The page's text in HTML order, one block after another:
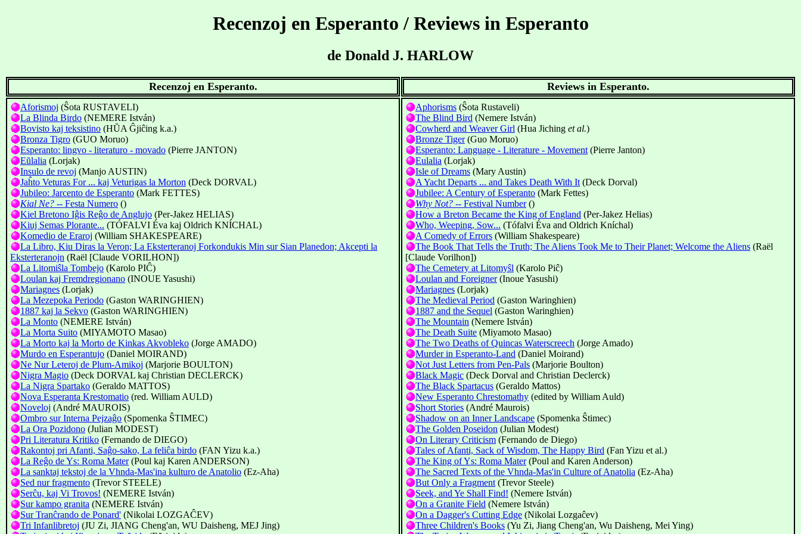
Recenzoj en Esperanto / Reviews in Esperanto
de Donald J. HARLOW
Recenzoj en Esperanto. Reviews in Esperanto.
Aforismoj (Ŝota RUSTAVELI)
La Blinda Birdo (NEMERE István)
Bovisto kaj teksistino (HŬA Ĝjiĉing k.a.)
Bronza Tigro (GUO Moruo)
Esperanto: lingvo - literaturo - movado (Pierre JANTON)
Eŭlalia (Lorjak)
Insulo de revoj (Manjo AUSTIN)
Jaĥto Veturas For ... kaj Veturigas la Morton (Deck DORVAL)
Jubileo: Jarcento de Esperanto (Mark FETTES)
Kial Ne? -- Festa Numero ()
Kiel Bretono Iĝis Reĝo de Anglujo (Per-Jakez HELIAS)
Kiuj Semas Plorante... (TÓFALVI Éva kaj Oldrich KNÍCHAL)
Komedio de Eraroj (William SHAKESPEARE)
La Libro, Kiu Diras la Veron; La Eksterteranoj Forkondukis Min sur Sian Planedon; Akcepti la
Eksterteranojn (Raël [Claude VORILHON])
La Litomiŝla Tombejo (Karolo PIĈ)
Loulan kaj Fremdregionano (INOUE Yasushi)
Mariagnes (Lorjak)
La Mezepoka Periodo (Gaston WARINGHIEN)
1887 kaj la Sekvo (Gaston WARINGHIEN)
La Monto (NEMERE István)
La Morta Suito (MIYAMOTO Masao)
La Morto kaj la Morto de Kinkas Akvobleko (Jorge AMADO)
Murdo en Esperantujo (Daniel MOIRAND)
Ne Nur Leteroj de Plum-Amikoj (Marjorie BOULTON)
Nigra Magio (Deck DORVAL kaj Christian DECLERCK)
La Nigra Spartako (Geraldo MATTOS)
Nova Esperanta Krestomatio (red. William AULD)
Noveloj (André MAUROIS)
Ombro sur Interna Pejzaĝo (Spomenka ŜTIMEC)
La Ora Pozidono (Julian MODEST)
Pri Literatura Kritiko (Fernando de DIEGO)
Rakontoj pri Afanti, Saĝo-sako, La feliĉa birdo (FAN Yizu k.a.)
La Reĝo de Ys: Roma Mater(Poul kaj Karen ANDERSON)
La sanktaj tekstoj de la Vhnda-Mas'ina kulturo de Anatolio (Ez-Aha)
Sed nur fragmento (Trevor STEELE)
Serĉu, kaj Vi Trovos! (NEMERE István)
Sur kampo granita (NEMERE István)
Sur Tranĉrando de Ponard' (Nikolai LOZGAĈEV)
Tri Infanlibretoj (JU Zi, JIANG Cheng'an, WU Daisheng, MEJ Jing)
Aphorisms (Ŝota Rustaveli)
The Blind Bird (Nemere István)
Cowherd and Weaver Girl (Hua Jiching et al.)
Bronze Tiger(Guo Moruo)
Esperanto: Language - Literature - Movement (Pierre Janton)
Eulalia (Lorjak)
Isle of Dreams (Mary Austin)
A Yacht Departs ... and Takes Death With It (Deck Dorval)
Jubilee: A Century of Esperanto (Mark Fettes)
Why Not? -- Festival Number()
How a Breton Became the King of England (Per-Jakez Helias)
Who, Weeping, Sow... (Tófalvi Éva and Oldrich Kníchal)
A Comedy of Errors (William Shakespeare)
The Book That Tells the Truth; The Aliens Took Me to Their Planet; Welcome the Aliens (Raël
[Claude Vorilhon])
The Cemetery at Litomyŝl (Karolo Piĉ)
Loulan and Foreigner(Inoue Yasushi)
Mariagnes (Lorjak)
The Medieval Period (Gaston Waringhien)
1887 and the Sequel (Gaston Waringhien)
The Mountain (Nemere István)
The Death Suite (Miyamoto Masao)
The Two Deaths of Quincas Waterscreech (Jorge Amado)
Murder in Esperanto-Land (Daniel Moirand)
Not Just Letters from Pen-Pals (Marjorie Boulton)
Black Magic (Deck Dorval and Christian Declerck)
The Black Spartacus (Geraldo Mattos)
New Esperanto Chrestomathy (edited by William Auld)
Short Stories (André Maurois)
Shadow on an Inner Landscape (Spomenka Ŝtimec)
The Golden Poseidon (Julian Modest)
On Literary Criticism (Fernando de Diego)
Tales of Afanti, Sack of Wisdom, The Happy Bird (Fan Yizu et al.)
The King of Ys: Roma Mater(Poul and Karen Anderson)
The Sacred Texts of the Vhnda-Mas'in Culture of Anatolia (Ez-Aha)
But Only a Fragment (Trevor Steele)
Seek, and Ye Shall Find! (Nemere István)
On a Granite Field (Nemere István)
On a Dagger's Cutting Edge (Nikolai Lozgaĉev)
Three Children's Books (Yu Zi, Jiang Cheng'an, Wu Daisheng, Mei Ying)